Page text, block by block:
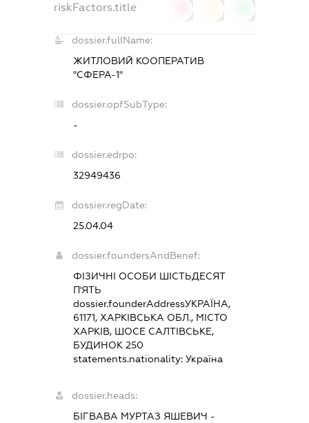
riskFactors.title
dossier.fullName:
ЖИТЛОВИЙ КООПЕРАТИВ
"СФЕРА-1"
dossier.opfSubType:
-
dossier.edrpo:
32949436
dossier.regDate:
25.04.04
dossier.foundersAndBenef:
ФІЗИЧНІ ОСОБИ ШІСТЬДЕСЯТ
П'ЯТЬ
dossier.founderAddressУКРАЇНА,
61171, ХАРКІВСЬКА ОБЛ., МІСТО
ХАРКІВ, ШОСЕ САЛТІВСЬКЕ,
БУДИНОК 250
statements.nationality: Україна
dossier.heads:
БІГВАВА МУРТАЗ ЯШЕВИЧ -